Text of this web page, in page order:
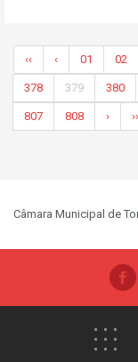
‹‹ ‹ 01 02
378 379 380
807 808 › ››
Câmara Municipal de